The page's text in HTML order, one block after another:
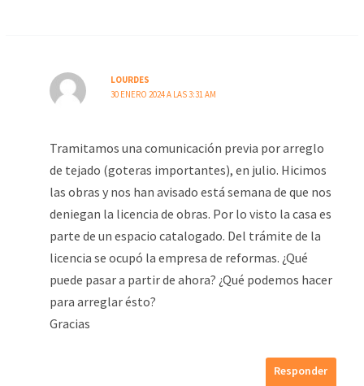
LOURDES
30 ENERO 2024 A LAS 3:31 AM
Tramitamos una comunicación previa por arreglo
de tejado (goteras importantes), en julio. Hicimos
las obras y nos han avisado está semana de que nos
deniegan la licencia de obras. Por lo visto la casa es
parte de un espacio catalogado. Del trámite de la
licencia se ocupó la empresa de reformas. ¿Qué
puede pasar a partir de ahora? ¿Qué podemos hacer
para arreglar ésto?
Gracias
Responder